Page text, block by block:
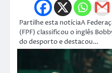
Partilhe esta notíciaA
(FPF) classificou o inglês
do desporto e destacou…